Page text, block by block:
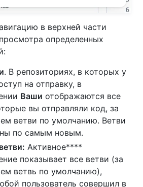
в верхней части
определенных
. В репозиториях, в которых у
на отправку, в
Ваши отображаются все
вы отправляли код, за
ветви по умолчанию. Ветви
по самым новым.
Активное****
показывает все ветви (за
ветвь по умолчанию),
пользователь совершил в